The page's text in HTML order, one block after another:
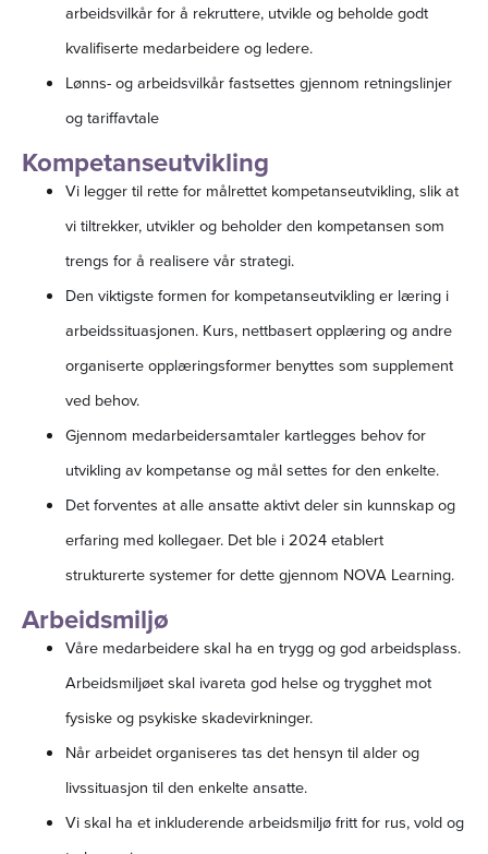
arbeidsvilkår for å rekruttere, utvikle og beholde godt
kvalifiserte medarbeidere og ledere.
Lønns- og arbeidsvilkår fastsettes gjennom retningslinjer
og tariffavtale
Kompetanseutvikling
Vi legger til rette for målrettet kompetanseutvikling, slik at
vi tiltrekker, utvikler og beholder den kompetansen som
trengs for å realisere vår strategi.
Den viktigste formen for kompetanseutvikling er læring i
arbeidssituasjonen. Kurs, nettbasert opplæring og andre
organiserte opplæringsformer benyttes som supplement
ved behov.
Gjennom medarbeidersamtaler kartlegges behov for
utvikling av kompetanse og mål settes for den enkelte.
Det forventes at alle ansatte aktivt deler sin kunnskap og
erfaring med kollegaer. Det ble i 2024 etablert
strukturerte systemer for dette gjennom NOVA Learning.
Arbeidsmiljø
Våre medarbeidere skal ha en trygg og god arbeidsplass.
Arbeidsmiljøet skal ivareta god helse og trygghet mot
fysiske og psykiske skadevirkninger.
Når arbeidet organiseres tas det hensyn til alder og
livssituasjon til den enkelte ansatte.
Vi skal ha et inkluderende arbeidsmiljø fritt for rus, vold og